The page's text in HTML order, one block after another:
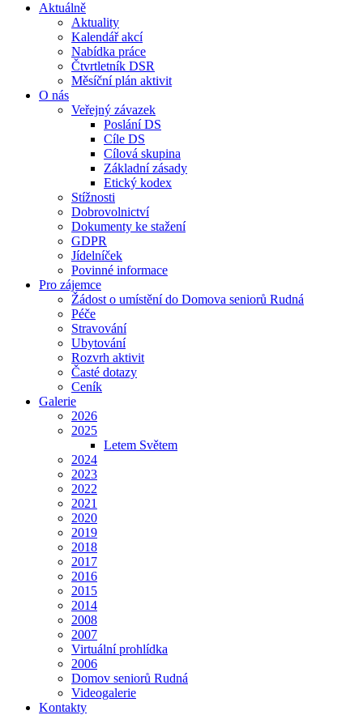
Aktuálně
Aktuality
Kalendář akcí
Nabídka práce
Čtvrtletník DSR
Měsíční plán aktivit
O nás
Veřejný závazek
Poslání DS
Cíle DS
Cílová skupina
Základní zásady
Etický kodex
Stížnosti
Dobrovolnictví
Dokumenty ke stažení
GDPR
Jídelníček
Povinné informace
Pro zájemce
Žádost o umístění do Domova seniorů Rudná
Péče
Stravování
Ubytování
Rozvrh aktivit
Časté dotazy
Ceník
Galerie
2026
2025
Letem Světem
2024
2023
2022
2021
2020
2019
2018
2017
2016
2015
2014
2008
2007
Virtuální prohlídka
2006
Domov seniorů Rudná
Videogalerie
Kontakty